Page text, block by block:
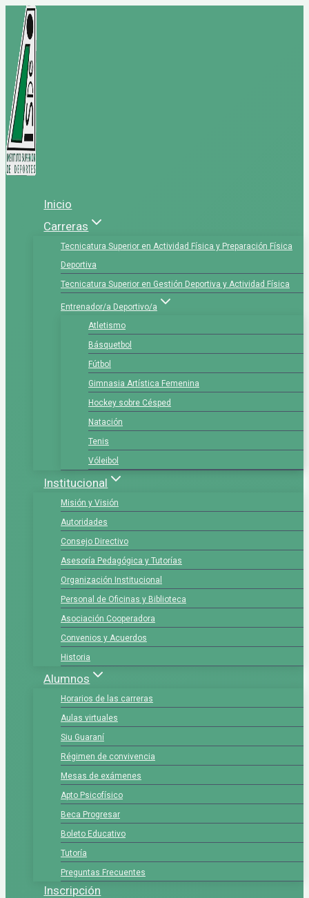
Saltar
contenido
Inicio
Carreras
Tecnicatura Superior en Actividad Física y Preparación Física
Deportiva
Tecnicatura Superior en Gestión Deportiva y Actividad Física
Entrenador/a Deportivo/a
Atletismo
Básquetbol
Fútbol
Gimnasia Artística Femenina
Hockey sobre Césped
Natación
Tenis
Vóleibol
Institucional
Misión y Visión
Autoridades
Consejo Directivo
Asesoría Pedagógica y Tutorías
Organización Institucional
Personal de Oficinas y Biblioteca
Asociación Cooperadora
Convenios y Acuerdos
Historia
Alumnos
Horarios de las carreras
Aulas virtuales
Siu Guaraní
Régimen de convivencia
Mesas de exámenes
Apto Psicofísico
Beca Progresar
Boleto Educativo
Tutoría
Preguntas Frecuentes
Inscripción